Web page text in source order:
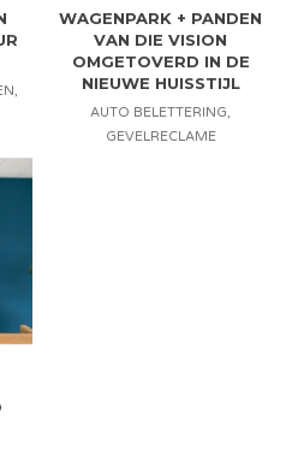
,
WAGENPARK + PANDEN
VAN DIE VISION
OMGETOVERD IN DE
NIEUWE HUISSTIJL
AUTO BELETTERING,
GEVELRECLAME